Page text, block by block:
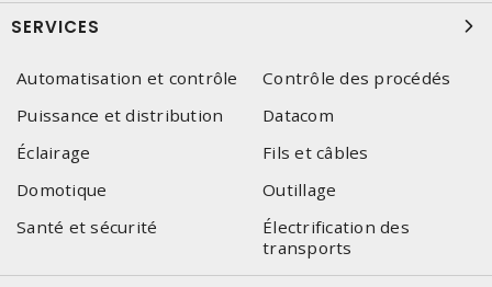
SERVICES
Automatisation et contrôle
Contrôle des procédés
Puissance et distribution
Datacom
Éclairage
Fils et câbles
Domotique
Outillage
Santé et sécurité
Électrification des
transports